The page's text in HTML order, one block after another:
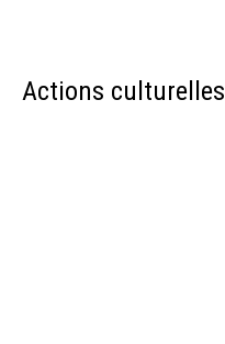
Actions culturelles